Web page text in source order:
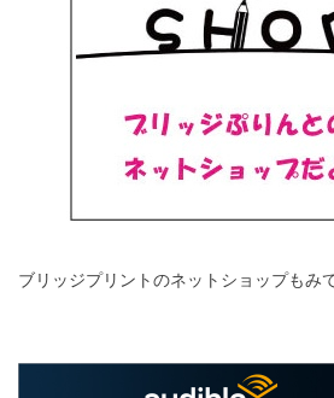
ブリッジプリントのネットショップもみ